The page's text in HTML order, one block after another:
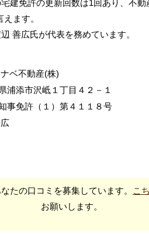
建免許の更新回数は1回あり、不
ます。
善広氏が代表を務めています。
ベ不動産(株)
浦添市沢岻１丁目４２－１
事免許（１）第４１１８号
たの口コミを募集しています。
こ
お願いします。